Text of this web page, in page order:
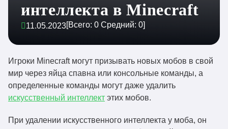
интеллекта в Minecraft
11.05.2023[Всего: 0 Средний: 0]
Игроки Minecraft могут призывать новых мобов в свой
мир через яйца спавна или консольные команды, а
определенные команды могут даже удалить
искусственный интеллект этих мобов.
При удалении искусственного интеллекта у моба, он